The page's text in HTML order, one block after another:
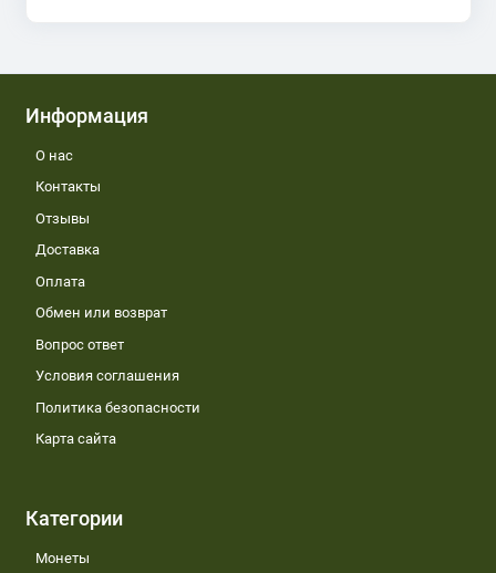
Информация
О нас
Контакты
Отзывы
Доставка
Оплата
Обмен или возврат
Вопрос ответ
Условия соглашения
Политика безопасности
Карта сайта
Категории
Монеты